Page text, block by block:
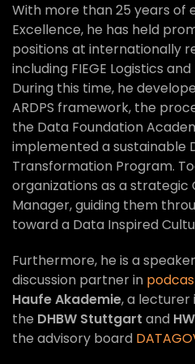
With more than 25 years of
Excellence, he has held
positions at internationally
including FIEGE Logistics
During this time, he
ARDPS framework, the
the Data Foundation
implemented a sustainable
Transformation Program.
organizations as a
Manager, guiding them
toward a Data Inspired
Furthermore, he is a
discussion partner in
Haufe Akademie, a
the DHBW Stuttgart and
the advisory board